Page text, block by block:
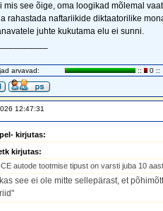
mis see õige, oma loogikad mõlemal
rahastada naftariikide diktaatorilike
juhte kukutama elu ei sunni.
arvavad: :: 0 ::
12:47:31
kirjutas:
kirjutas:
ICE autode tootmise tipust on varsti juba 10
see ei ole mitte sellepärast, et